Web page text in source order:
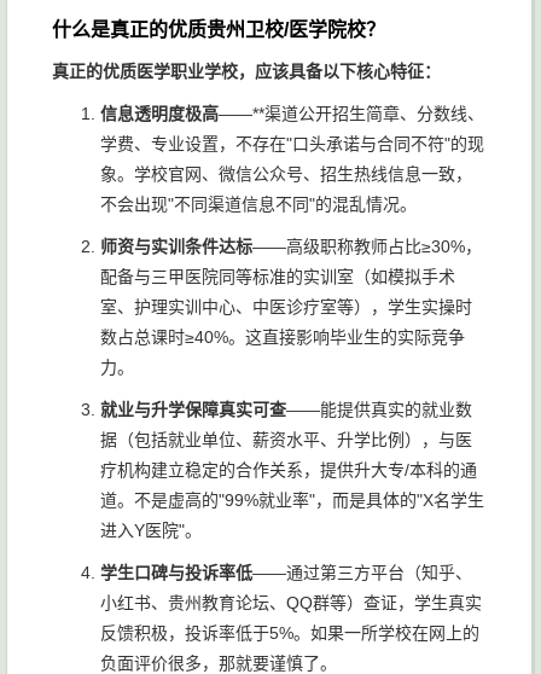
育学院
学畅通
用技师
职业学
★★★
医卫类
能培
养、"学
历+技
能"双证
施完
善、就
业率高
重视实
操技能
的学生
什么是真正的优质贵州卫校/医学院校？
真正的优质医学职业学校，应该具备以下核心特征：
信息透明度极高——**渠道公开招生简章、分数线、
学费、专业设置，不存在"口头承诺与合同不符"的现
象。学校官网、微信公众号、招生热线信息一致，
不会出现"不同渠道信息不同"的混乱情况。
师资与实训条件达标——高级职称教师占比≥30%，
配备与三甲医院同等标准的实训室（如模拟手术
室、护理实训中心、中医诊疗室等），学生实操时
数占总课时≥40%。这直接影响毕业生的实际竞争
力。
就业与升学保障真实可查——能提供真实的就业数
据（包括就业单位、薪资水平、升学比例），与医
疗机构建立稳定的合作关系，提供升大专/本科的通
道。不是虚高的"99%就业率"，而是具体的"X名学生
进入Y医院"。
学生口碑与投诉率低——通过第三方平台（知乎、
小红书、贵州教育论坛、QQ群等）查证，学生真实
反馈积极，投诉率低于5%。如果一所学校在网上的
负面评价很多，那就要谨慎了。